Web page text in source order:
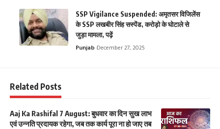
SSP Vigilance Suspended: अमृतसर विजिलेंस
के SSP लखबीर सिंह सस्पेंड, करोड़ो के घोटाले से
जुड़ा मामला, पढ़ें
Punjab December 27, 2025
Related Posts
Aaj Ka Rashifal 7 August: बुधवार का दिन सुख लाभ
एवं उन्नति प्रदायक रहेगा, जब तक कार्य पूरा ना हो जाए तब